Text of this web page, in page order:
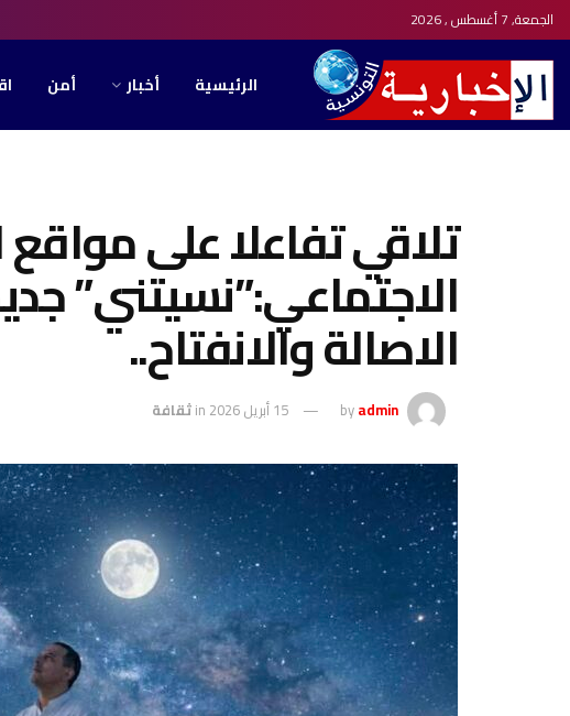
الجمعة, 7 أغسطس , 2026
الرئيسية أخبار أمن
تلاقي تفاعلا على
الاجتماعي:”نسيتني”
الاصالة والانفتاح..
byadmin 15 أبريل 2026 inثقافة